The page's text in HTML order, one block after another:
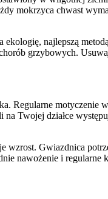
mokrzyca chwast
najlepszą
grzybowych.
Regularne motyczenie
Twojej działce
Gwiazdnica
nawożenie i